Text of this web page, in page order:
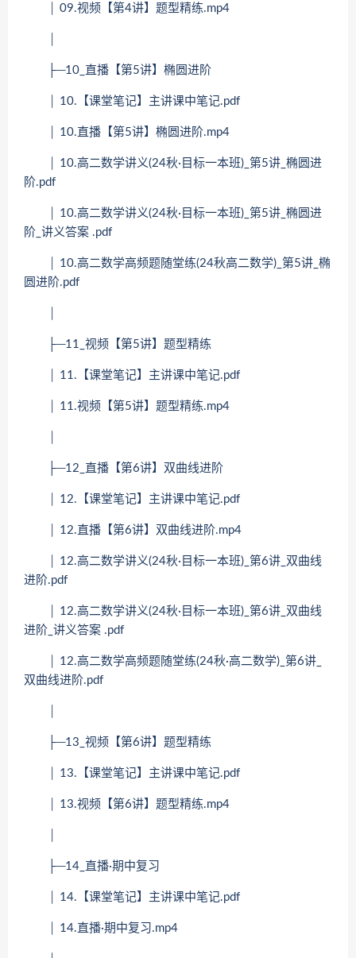
│ 09.视频【第4讲】题型精练.mp4
├─10_直播【第5讲】椭圆进阶
│ 10.【课堂笔记】主讲课中笔记.pdf
│ 10.直播【第5讲】椭圆进阶.mp4
│ 10.高二数学讲义(24秋·目标一本班)_第5讲_椭圆进
阶.pdf
│ 10.高二数学讲义(24秋·目标一本班)_第5讲_椭圆进
阶_讲义答案 .pdf
│ 10.高二数学高频题随堂练(24秋高二数学)_第5讲_椭
圆进阶.pdf
├─11_视频【第5讲】题型精练
│ 11.【课堂笔记】主讲课中笔记.pdf
│ 11.视频【第5讲】题型精练.mp4
├─12_直播【第6讲】双曲线进阶
│ 12.【课堂笔记】主讲课中笔记.pdf
│ 12.直播【第6讲】双曲线进阶.mp4
│ 12.高二数学讲义(24秋·目标一本班)_第6讲_双曲线
进阶.pdf
│ 12.高二数学讲义(24秋·目标一本班)_第6讲_双曲线
进阶_讲义答案 .pdf
│ 12.高二数学高频题随堂练(24秋·高二数学)_第6讲_
双曲线进阶.pdf
├─13_视频【第6讲】题型精练
│ 13.【课堂笔记】主讲课中笔记.pdf
│ 13.视频【第6讲】题型精练.mp4
├─14_直播·期中复习
│ 14.【课堂笔记】主讲课中笔记.pdf
│ 14.直播·期中复习.mp4